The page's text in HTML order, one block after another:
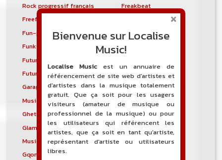
Rock progressif français
Freakbeat
Freeform hardcore
Fun-punk
Funkstep
Funktronica
Funky house
Future bass
Future house
G-funk
Garage house
Garage punk
Musique mixte
Ghetto house
Ghettotech
Glam metal
Glam punk
Gospel blues
Musique gothique
Rock gothique
Gqom
Bienvenue sur Localise
Music!
Localise Music est un annuaire de
référencement de site web d'artistes et
d'artistes dans la musique totalement
gratuit. Que ça soit pour les usagers
visiteurs (amateur de musique ou
professionnel de la musique) ou pour
les utilisateurs qui référencent les
artistes, que ça soit en tant qu'artiste,
représentant d'artiste ou utilisateurs
libres.